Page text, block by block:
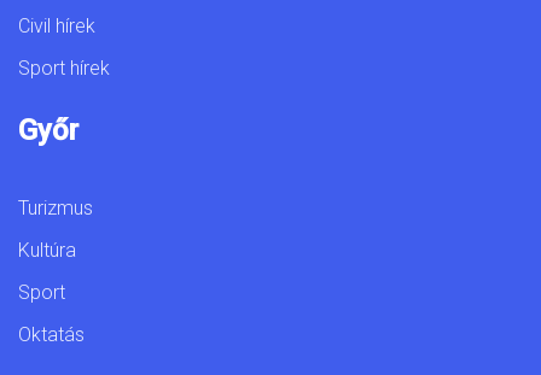
Civil hírek
Sport hírek
Győr
Turizmus
Kultúra
Sport
Oktatás